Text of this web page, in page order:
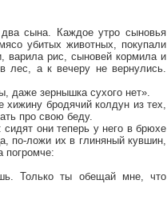
сына. Каждое утро сыновья
убитых животных, покупали
варила рис, сыновей кормила и
а к вечеру не вернулись.
даже зернышка сухого нет».
бродячий колдун из тех,
про свою беду.
они теперь у него в брюхе
по-ложи их в глиняный кувшин,
погромче:
Только ты обещай мне, что